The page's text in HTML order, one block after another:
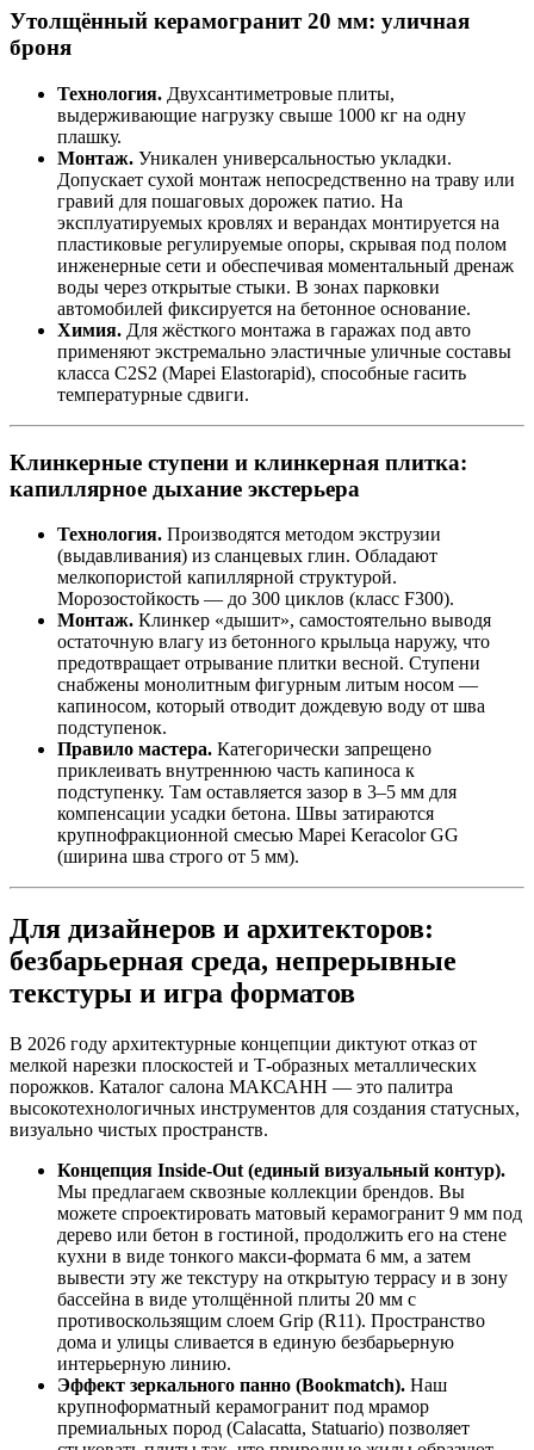
Утолщённый керамогранит 20 мм: уличная
броня
Технология. Двухсантиметровые плиты,
выдерживающие нагрузку свыше 1000 кг на одну
плашку.
Монтаж. Уникален универсальностью укладки.
Допускает сухой монтаж непосредственно на траву или
гравий для пошаговых дорожек патио. На
эксплуатируемых кровлях и верандах монтируется на
пластиковые регулируемые опоры, скрывая под полом
инженерные сети и обеспечивая моментальный дренаж
воды через открытые стыки. В зонах парковки
автомобилей фиксируется на бетонное основание.
Химия. Для жёсткого монтажа в гаражах под авто
применяют экстремально эластичные уличные составы
класса C2S2 (Mapei Elastorapid), способные гасить
температурные сдвиги.
Клинкерные ступени и клинкерная плитка:
капиллярное дыхание экстерьера
Технология. Производятся методом экструзии
(выдавливания) из сланцевых глин. Обладают
мелкопористой капиллярной структурой.
Морозостойкость — до 300 циклов (класс F300).
Монтаж. Клинкер «дышит», самостоятельно выводя
остаточную влагу из бетонного крыльца наружу, что
предотвращает отрывание плитки весной. Ступени
снабжены монолитным фигурным литым носом —
капиносом, который отводит дождевую воду от шва
подступенок.
Правило мастера. Категорически запрещено
приклеивать внутреннюю часть капиноса к
подступенку. Там оставляется зазор в 3–5 мм для
компенсации усадки бетона. Швы затираются
крупнофракционной смесью Mapei Keracolor GG
(ширина шва строго от 5 мм).
Для дизайнеров и архитекторов:
безбарьерная среда, непрерывные
текстуры и игра форматов
В 2026 году архитектурные концепции диктуют отказ от
мелкой нарезки плоскостей и Т‑образных металлических
порожков. Каталог салона МАКСАНН — это палитра
высокотехнологичных инструментов для создания статусных,
визуально чистых пространств.
Концепция Inside‑Out (единый визуальный контур).
Мы предлагаем сквозные коллекции брендов. Вы
можете спроектировать матовый керамогранит 9 мм под
дерево или бетон в гостиной, продолжить его на стене
кухни в виде тонкого макси‑формата 6 мм, а затем
вывести эту же текстуру на открытую террасу и в зону
бассейна в виде утолщённой плиты 20 мм с
противоскользящим слоем Grip (R11). Пространство
дома и улицы сливается в единую безбарьерную
интерьерную линию.
Эффект зеркального панно (Bookmatch). Наш
крупноформатный керамогранит под мрамор
премиальных пород (Calacatta, Statuario) позволяет